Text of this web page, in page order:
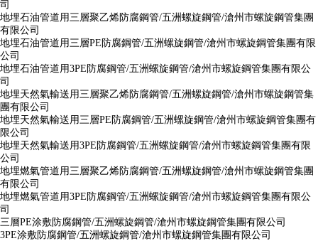
司
地埋石油管道用三層聚乙烯防腐鋼管/五洲螺旋鋼管/滄州市螺旋鋼管集團
有限公司
地埋石油管道用三層PE防腐鋼管/五洲螺旋鋼管/滄州市螺旋鋼管集團有限
公司
地埋石油管道用3PE防腐鋼管/五洲螺旋鋼管/滄州市螺旋鋼管集團有限公
司
地埋天然氣輸送用三層聚乙烯防腐鋼管/五洲螺旋鋼管/滄州市螺旋鋼管集
團有限公司
地埋天然氣輸送用三層PE防腐鋼管/五洲螺旋鋼管/滄州市螺旋鋼管集團有
限公司
地埋天然氣輸送用3PE防腐鋼管/五洲螺旋鋼管/滄州市螺旋鋼管集團有限
公司
地埋燃氣管道用三層聚乙烯防腐鋼管/五洲螺旋鋼管/滄州市螺旋鋼管集團
有限公司
地埋燃氣管道用3PE防腐鋼管/五洲螺旋鋼管/滄州市螺旋鋼管集團有限公
司
三層PE涂敷防腐鋼管/五洲螺旋鋼管/滄州市螺旋鋼管集團有限公司
3PE涂敷防腐鋼管/五洲螺旋鋼管/滄州市螺旋鋼管集團有限公司